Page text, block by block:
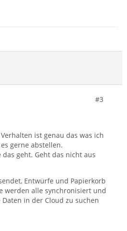
#3
ist genau das was ich
gerne abstellen.
geht. Geht das nicht aus
Entwürfe und Papierkorb
werden alle synchronisiert und
in der Cloud zu suchen